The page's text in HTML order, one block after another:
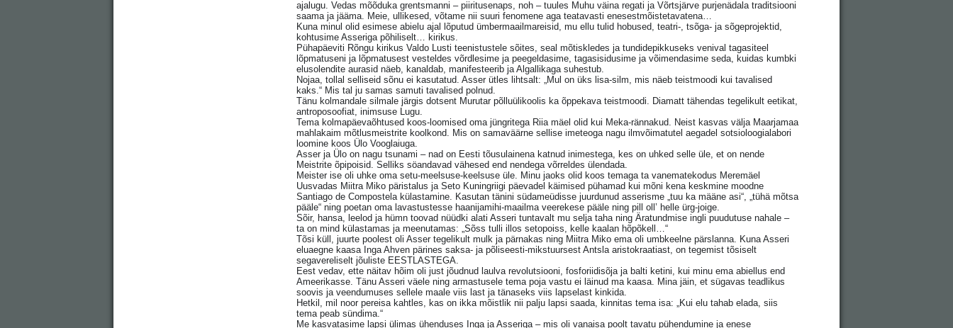
ajalugu. Vedas mõõduka grentsmanni – piiritusenaps, noh – tuules Muhu väina regati ja Võrtsjärve purjenädala traditsiooni
saama ja jääma. Meie, ullikesed, võtame nii suuri fenomene aga teatavasti enesestmõistetavatena…
Kuna minul olid esimese abielu ajal lõputud ümbermaailmareisid, mu ellu tulid hobused, teatri-, tsõga- ja sõgeprojektid,
kohtusime Asseriga põhiliselt… kirikus.
Pühapäeviti Rõngu kirikus Valdo Lusti teenistustele sõites, seal mõtiskledes ja tundidepikkuseks venival tagasiteel
lõpmatuseni ja lõpmatusest vesteldes võrdlesime ja peegeldasime, tagasisidusime ja võimendasime seda, kuidas kumbki
elusolendite aurasid näeb, kanaldab, manifesteerib ja Algallikaga suhestub.
Nojaa, tollal selliseid sõnu ei kasutatud. Asser ütles lihtsalt: „Mul on üks lisa-silm, mis näeb teistmoodi kui tavalised
kaks.“ Mis tal ju samas samuti tavalised polnud.
Tänu kolmandale silmale järgis dotsent Murutar põlluülikoolis ka õppekava teistmoodi. Diamatt tähendas tegelikult eetikat,
antroposoofiat, inimsuse Lugu.
Tema kolmapäevaõhtused koos-loomised oma jüngritega Riia mäel olid kui Meka-rännakud. Neist kasvas välja Maarjamaa
mahlakaim mõtlusmeistrite koolkond. Mis on samaväärne sellise imeteoga nagu ilmvõimatutel aegadel sotsioloogialabori
loomine koos Ülo Vooglaiuga.
Asser ja Ülo on nagu tsunami – nad on Eesti tõusulainena katnud inimestega, kes on uhked selle üle, et on nende
Meistrite õpipoisid. Selliks söandavad vähesed end nendega võrreldes ülendada.
Meister ise oli uhke oma setu-meelsuse-keelsuse üle. Minu jaoks olid koos temaga ta vanematekodus Meremäel
Uusvadas Miitra Miko päristalus ja Seto Kuningriigi päevadel käimised pühamad kui mõni kena keskmine moodne
Santiago de Compostela külastamine. Kasutan tänini südameüdisse juurdunud asserisme „tuu ka määne asi“, „tühä mõtsa
pääle“ ning poetan oma lavastustesse haanijamihi-maailma veerekese pääle ning pill oll’ helle ürg-joige.
Sõir, hansa, leelod ja hümn toovad nüüdki alati Asseri tuntavalt mu selja taha ning Äratundmise ingli puudutuse nahale –
ta on mind külastamas ja meenutamas: „Sõss tulli illos setopoiss, kelle kaalan hõpõkell…“
Tõsi küll, juurte poolest oli Asser tegelikult mulk ja pärnakas ning Miitra Miko ema oli umbkeelne pärslanna. Kuna Asseri
eluaegne kaasa Inga Ahven pärines saksa- ja põliseesti-mikstuursest Antsla aristokraatiast, on tegemist tõsiselt
segavereliselt jõuliste EESTLASTEGA.
Eest vedav, ette näitav hõim oli just jõudnud laulva revolutsiooni, fosforiidisõja ja balti ketini, kui minu ema abiellus end
Ameerikasse. Tänu Asseri väele ning armastusele tema poja vastu ei läinud ma kaasa. Mina jäin, et sügavas teadlikus
soovis ja veendumuses sellele maale viis last ja tänaseks viis lapselast kinkida.
Hetkil, mil noor pereisa kahtles, kas on ikka mõistlik nii palju lapsi saada, kinnitas tema isa: „Kui elu tahab elada, siis
tema peab sündima.“
Me kasvatasime lapsi ülimas ühenduses Inga ja Asseriga – mis oli vanaisa poolt tavatu pühendumine ja enese